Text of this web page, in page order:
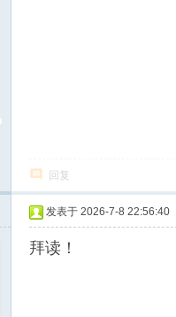
回复
发表于 2026-7-8 22:56:40
拜读！